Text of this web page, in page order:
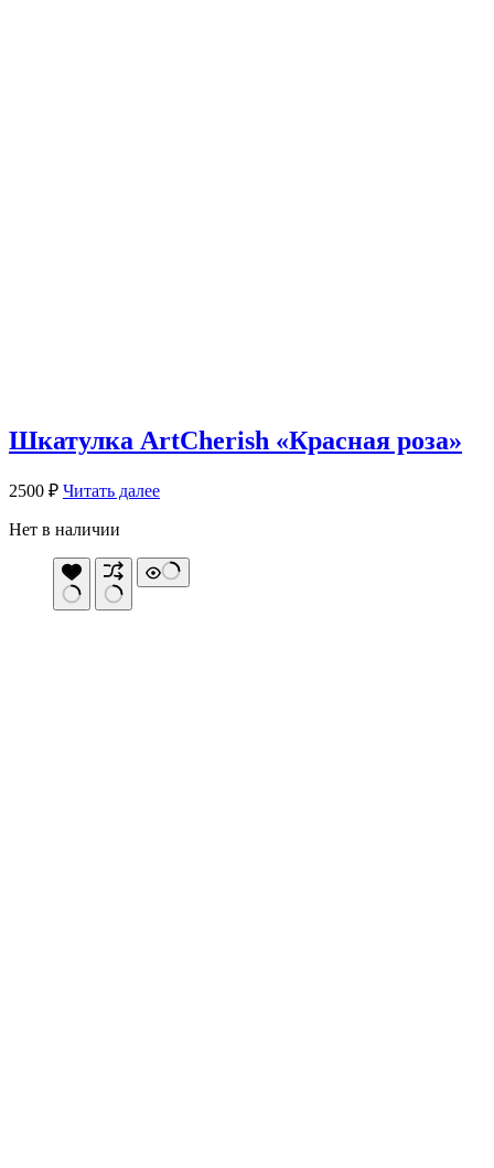
Шкатулка ArtCherish «Красная роза»
2500 ₽ Читать далее
Нет в наличии